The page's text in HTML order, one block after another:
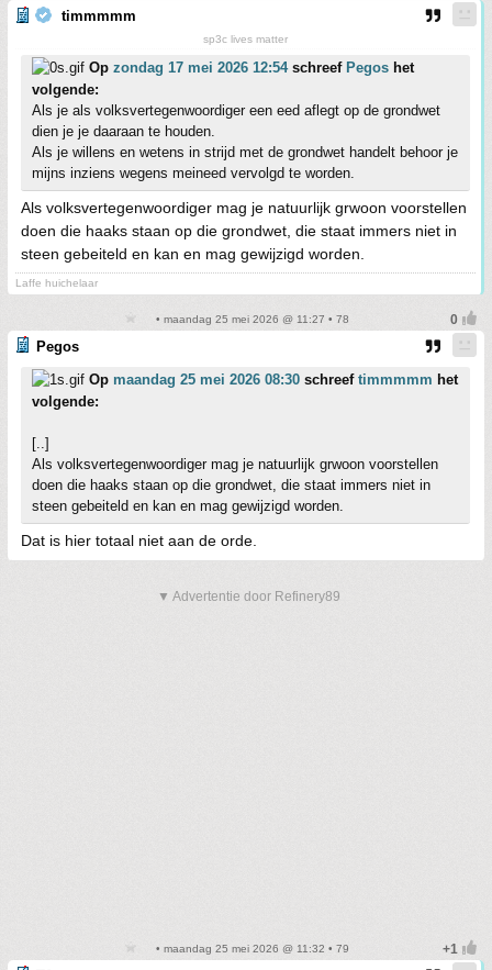
timmmmm
sp3c lives matter
Op zondag 17 mei 2026 12:54schreef Pegos het
volgende:
Als je als volksvertegenwoordiger een eed aflegt op de grondwet
dien je je daaraan te houden.
Als je willens en wetens in strijd met de grondwet handelt behoor je
mijns inziens wegens meineed vervolgd te worden.
Als volksvertegenwoordiger mag je natuurlijk grwoon voorstellen
doen die haaks staan op die grondwet, die staat immers niet in
steen gebeiteld en kan en mag gewijzigd worden.
Laffe huichelaar
• maandag 25 mei 2026 @ 11:27 • 78
Pegos
Op maandag 25 mei 2026 08:30 schreef timmmmm het
volgende:
[..]
Als volksvertegenwoordiger mag je natuurlijk grwoon voorstellen
doen die haaks staan op die grondwet, die staat immers niet in
steen gebeiteld en kan en mag gewijzigd worden.
Dat is hier totaal niet aan de orde.
▼ Advertentie door Refinery89
• maandag 25 mei 2026 @ 11:32 • 79